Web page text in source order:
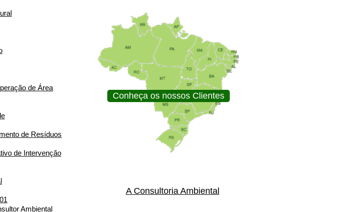
de Área
de Resíduos
de Intervenção
Ambiental
Conheça os nossos Clientes
A Consultoria Ambiental